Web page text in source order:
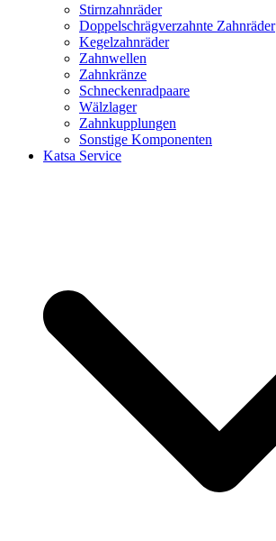
Stirnzahnräder
Doppelschrägverzahnte Zahnräder
Kegelzahnräder
Zahnwellen
Zahnkränze
Schneckenradpaare
Wälzlager
Zahnkupplungen
Sonstige Komponenten
Katsa Service